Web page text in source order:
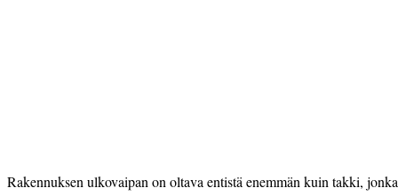
Rakennuksen ulkovaipan on oltava entistä enemmän kuin takki,